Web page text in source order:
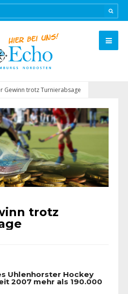
Gewinn trotz Turnierabsage
trotz
Uhlenhorster Hockey
2007 mehr als 190.000